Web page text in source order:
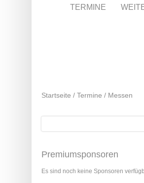
TERMINE
Startseite / Termine / Messen
Suche
Premiumsponsoren
Es sind noch keine Sponsoren